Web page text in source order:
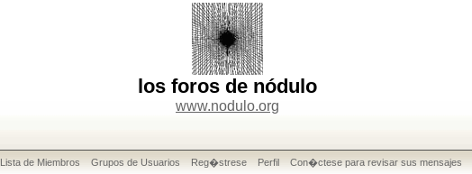
los foros de nódulo
www.nodulo.org
Lista de Miembros Grupos de Usuarios Reg�strese Perfil Con�ctese para revisar sus mensajes